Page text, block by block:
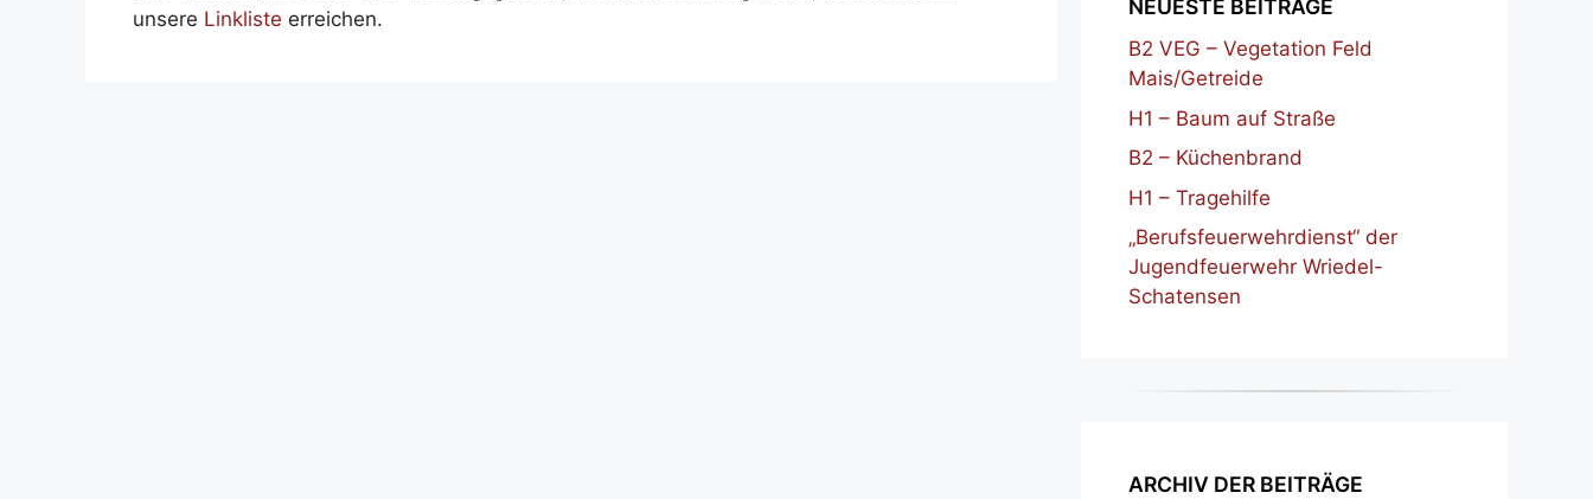
unsere Linkliste erreichen.
NEUESTE BEITRÄGE
B2 VEG – Vegetation Feld
Mais/Getreide
H1 – Baum auf Straße
B2 – Küchenbrand
H1 – Tragehilfe
„Berufsfeuerwehrdienst“ der
Jugendfeuerwehr Wriedel-
Schatensen
ARCHIV DER BEITRÄGE